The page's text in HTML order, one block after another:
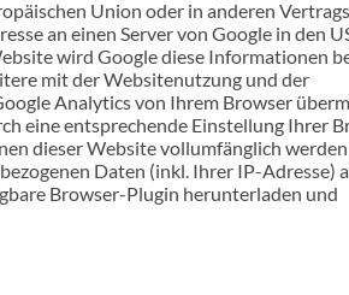
Union oder in anderen
an einen Server von Google in den
wird Google diese Informationen
mit der Websitenutzung und der
Analytics von Ihrem Browser
eine entsprechende Einstellung Ihrer
dieser Website vollumfänglich
Daten (inkl. Ihrer IP-Adresse)
Browser-Plugin herunterladen und